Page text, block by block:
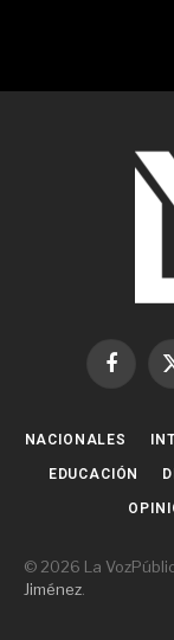
NACIONALES
EDUCACIÓN
© 2026 La
Jiménez